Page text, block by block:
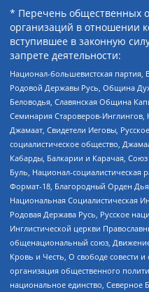
* Перечень общественных
организаций в отношении
вступившее в законную
запрете деятельности:
Национал-большевистская партия,
Родовой Державы Русь, Община
Беловодья, Славянская Община
Семинария Староверов-
Джамаат, Свидетели Иеговы,
социалистическое общество,
Кабарды, Балкарии и Карачая,
Буль, Национал-социалистическая
Формат-18, Благородный Орден
Национальная Социалистическая
Родовая Держава Русь, Русское
Инглистической церкви
общенациональный союз,
Кровь и Честь, О свободе совести
организация общественного
национальное единство, Северное